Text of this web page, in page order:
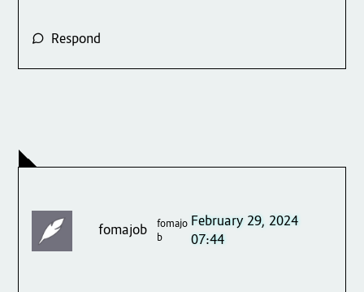
Respond
fomajob
fomajo
b
February 29, 2024
07:44